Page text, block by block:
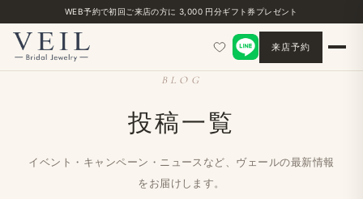
WEB予約で初回ご来店の方に 3,000 円分ギフト券プレゼント
来店予約
BLOG
投稿一覧
イベント・キャンペーン・ニュースなど、ヴェールの最新情報
をお届けします。